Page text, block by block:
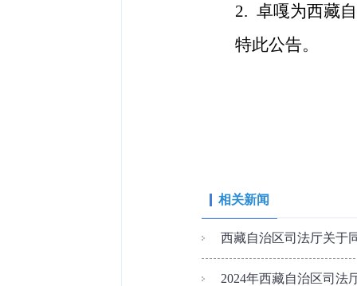
2. 卓嘎为西藏
特此公告。
相关新闻
西藏自治区司法厅关于
2024年西藏自治区司法